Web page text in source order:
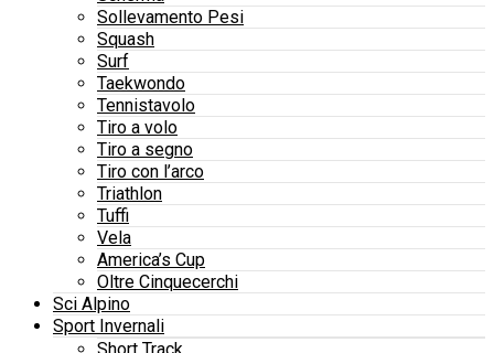
Sollevamento Pesi
Squash
Surf
Taekwondo
Tennistavolo
Tiro a volo
Tiro a segno
Tiro con l’arco
Triathlon
Tuffi
Vela
America’s Cup
Oltre Cinquecerchi
Sci Alpino
Sport Invernali